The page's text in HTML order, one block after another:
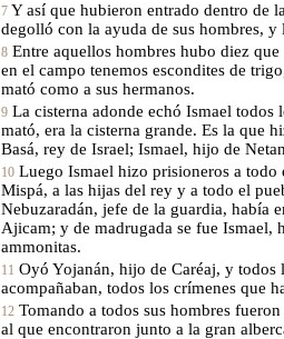
7 Y así que hubieron entrado dentro de
degolló con la ayuda de sus hombres, y
8 Entre aquellos hombres hubo diez
en el campo tenemos escondites de
mató como a sus hermanos.
9 La cisterna adonde echó Ismael todos
mató, era la cisterna grande. Es la que
Basá, rey de Israel; Ismael, hijo de
10 Luego Ismael hizo prisioneros a todo
Mispá, a las hijas del rey y a todo el
Nebuzaradán, jefe de la guardia, había
Ajicam; y de madrugada se fue Ismael,
ammonitas.
11 Oyó Yojanán, hijo de Caréaj, y todos
acompañaban, todos los crímenes que
12 Tomando a todos sus hombres
al que encontraron junto a la gran